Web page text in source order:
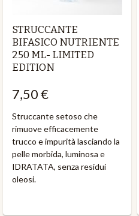
STRUCCANTE
BIFASICO NUTRIENTE
250 ML- LIMITED
EDITION
7,50 €
Struccante setoso che
rimuove efficacemente
trucco e impurità lasciando la
pelle morbida, luminosa e
IDRATATA, senza residui
oleosi.